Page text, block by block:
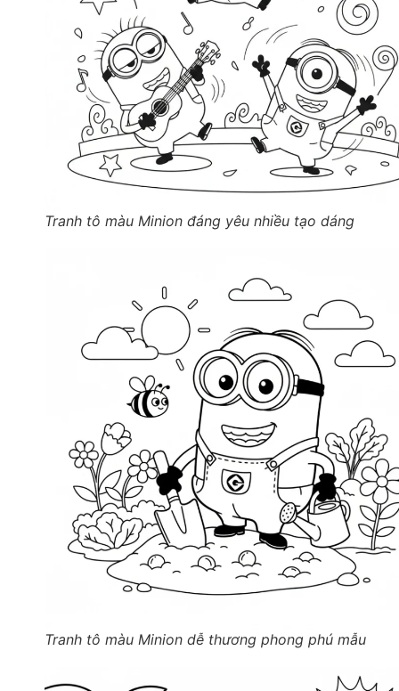
Tranh tô màu Minion đáng yêu nhiều tạo dáng
Tranh tô màu Minion dễ thương phong phú mẫu